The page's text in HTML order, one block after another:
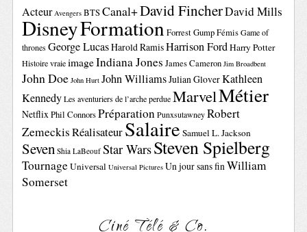
Acteur Avengers BTSCanal+David FincherDavid Mills
DisneyFormationForrest GumpFémis Game of
thrones George LucasHarold RamisHarrison FordHarry Potter
Histoire vraie imageIndiana Jones James Cameron Jim Broadbent
John Doe John Hurt John WilliamsJulian GloverKathleen
Kennedy Les aventuriers de l’arche perdue MarvelMétier
NetflixPhil ConnorsPréparation Punxsutawney Robert
ZemeckisRéalisateurSalaire Samuel L. Jackson
Seven Shia LaBeouf Star WarsSteven Spielberg
TournageUniversal Universal Pictures Un jour sans finWilliam
Somerset